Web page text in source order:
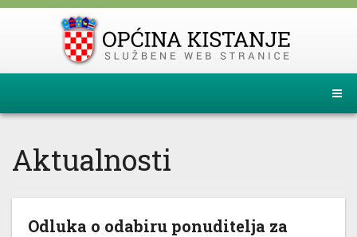
Aktualnosti
Odluka o odabiru ponuditelja za